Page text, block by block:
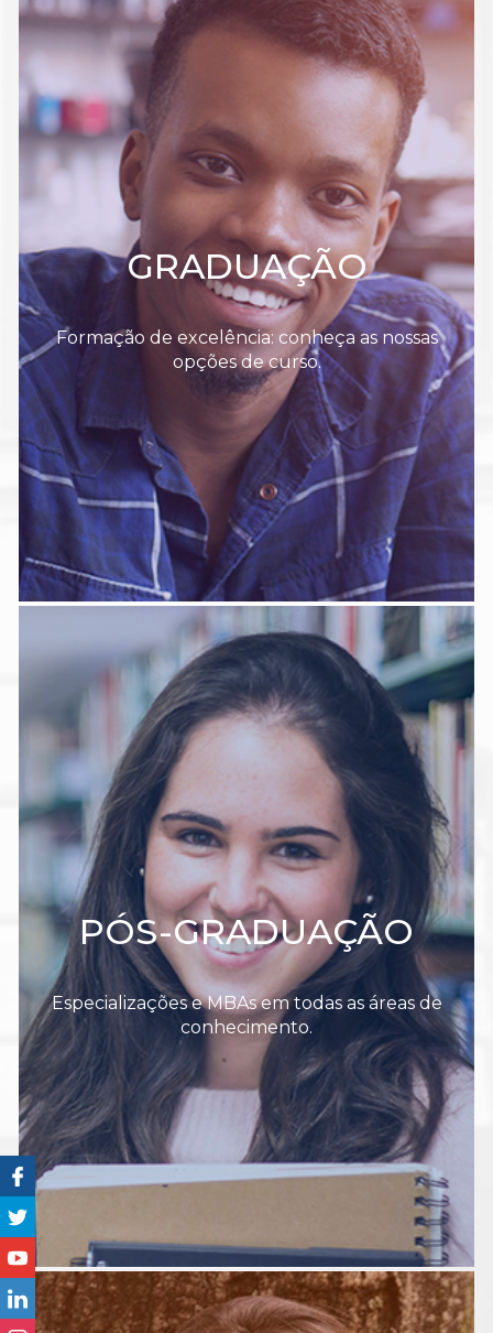
GRADUAÇÃO
Formação de excelência: conheça as nossas
opções de curso.
PÓS-GRADUAÇÃO
Especializações e MBAs em todas as áreas de
conhecimento.